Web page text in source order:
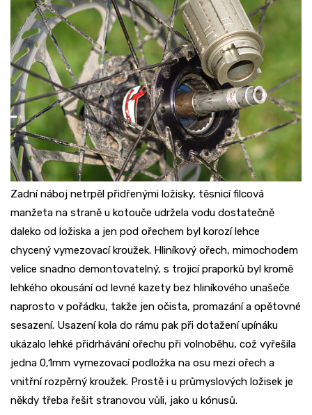
Zadní náboj netrpěl přidřenými ložisky, těsnicí filcová
manžeta na straně u kotouče udržela vodu dostatečně
daleko od ložiska a jen pod ořechem byl korozí lehce
chycený vymezovací kroužek. Hliníkový ořech, mimochodem
velice snadno demontovatelný, s trojicí praporků byl kromě
lehkého okousání od levné kazety bez hliníkového unašeče
naprosto v pořádku, takže jen očista, promazání a opětovné
sesazení. Usazení kola do rámu pak při dotažení upínáku
ukázalo lehké přidrhávání ořechu při volnoběhu, což vyřešila
jedna 0,1mm vymezovací podložka na osu mezi ořech a
vnitřní rozpěrný kroužek. Prostě i u průmyslových ložisek je
někdy třeba řešit stranovou vůli, jako u kónusů.